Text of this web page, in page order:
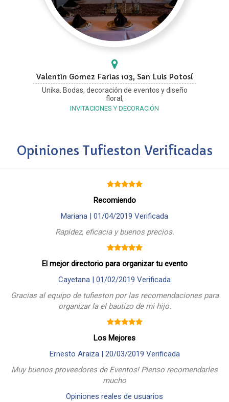
Valentin Gomez Farias 103, San Luis Potosí
Unika. Bodas, decoración de eventos y diseño
floral,
INVITACIONES Y DECORACIÓN
Opiniones Tufieston Verificadas
Recomiendo
Mariana | 01/04/2019 Verificada
Rapidez, eficacia y buenos precios.
El mejor directorio para organizar tu evento
Cayetana | 01/02/2019 Verificada
Gracias al equipo de tufieston por las recomendaciones para
organizar la el bautizo de mi hijo.
Los Mejores
Ernesto Araiza | 20/03/2019 Verificada
Muy buenos proveedores de Eventos! Pienso recomendarles
mucho
Opiniones reales de usuarios